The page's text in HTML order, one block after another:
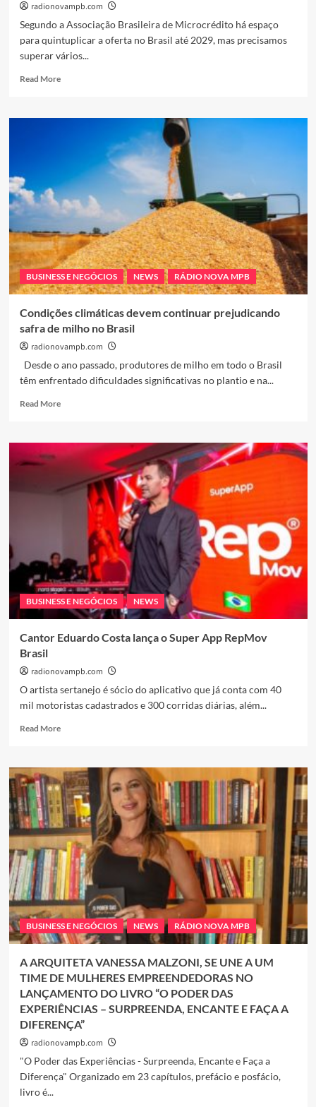
radionovampb.com
Segundo a Associação Brasileira de Microcrédito há espaço
para quintuplicar a oferta no Brasil até 2029, mas precisamos
superar vários...
Read MoreRead
Desafios
microcrédito
para
2024
BUSINESS E NEGÓCIOS NEWS RÁDIO NOVA MPB
Condições climáticas devem continuar prejudicando
safra de milho no Brasil
radionovampb.com
Desde o ano passado, produtores de milho em todo o Brasil
têm enfrentado dificuldades significativas no plantio e na...
Read MoreRead
Condições
climáticas
devem
continuar
prejudicando
Brasil
BUSINESS E NEGÓCIOS NEWS
Cantor Eduardo Costa lança o Super App RepMov
Brasil
radionovampb.com
O artista sertanejo é sócio do aplicativo que já conta com 40
mil motoristas cadastrados e 300 corridas diárias, além...
Read MoreRead
Cantor
Eduardo
Costa
lança
o
Super
App
RepMov
Brasil
BUSINESS E NEGÓCIOS NEWS RÁDIO NOVA MPB
A ARQUITETA VANESSA MALZONI, SE UNE A UM
TIME DE MULHERES EMPREENDEDORAS NO
LANÇAMENTO DO LIVRO “O PODER DAS
EXPERIÊNCIAS – SURPREENDA, ENCANTE E FAÇA A
DIFERENÇA”
radionovampb.com
"O Poder das Experiências - Surpreenda, Encante e Faça a
Diferença" Organizado em 23 capítulos, prefácio e posfácio,
livro é...